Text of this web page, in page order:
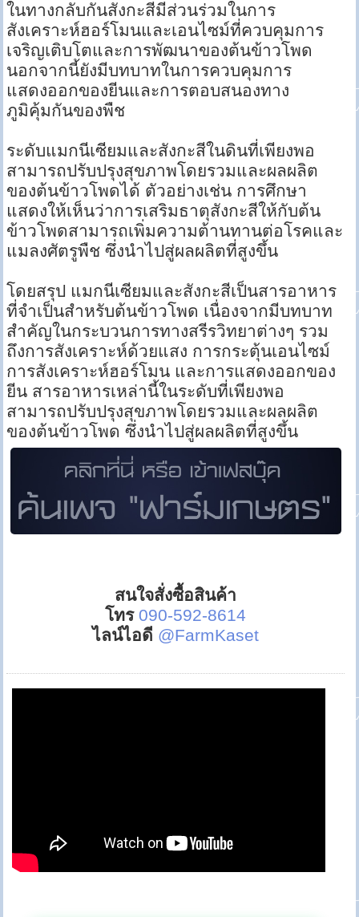
ในทางกลับกันสังกะสีมีส่วนร่วมในการ
สังเคราะห์ฮอร์โมนและเอนไซม์ที่ควบคุมการ
เจริญเติบโตและการพัฒนาของต้นข้าวโพด
นอกจากนี้ยังมีบทบาทในการควบคุมการ
แสดงออกของยีนและการตอบสนองทาง
ภูมิคุ้มกันของพืช
ระดับแมกนีเซียมและสังกะสีในดินที่เพียงพอ
สามารถปรับปรุงสุขภาพโดยรวมและผลผลิต
ของต้นข้าวโพดได้ ตัวอย่างเช่น การศึกษา
แสดงให้เห็นว่าการเสริมธาตุสังกะสีให้กับต้น
ข้าวโพดสามารถเพิ่มความต้านทานต่อโรคและ
แมลงศัตรูพืช ซึ่งนำไปสู่ผลผลิตที่สูงขึ้น
โดยสรุป แมกนีเซียมและสังกะสีเป็นสารอาหาร
ที่จำเป็นสำหรับต้นข้าวโพด เนื่องจากมีบทบาท
สำคัญในกระบวนการทางสรีรวิทยาต่างๆ รวม
ถึงการสังเคราะห์ด้วยแสง การกระตุ้นเอนไซม์
การสังเคราะห์ฮอร์โมน และการแสดงออกของ
ยีน สารอาหารเหล่านี้ในระดับที่เพียงพอ
สามารถปรับปรุงสุขภาพโดยรวมและผลผลิต
ของต้นข้าวโพด ซึ่งนำไปสู่ผลผลิตที่สูงขึ้น
สนใจสั่งซื้อสินค้า
โทร 090-592-8614
ไลน์ไอดี @FarmKaset